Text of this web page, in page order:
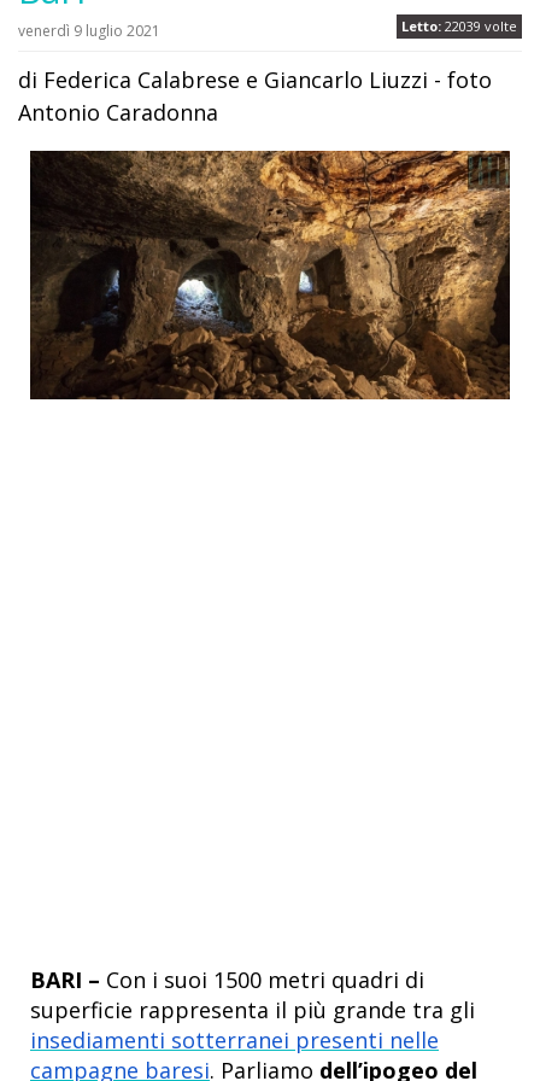
Letto: 22039 volte
venerdì 9 luglio 2021
di Federica Calabrese e Giancarlo Liuzzi - foto
Antonio Caradonna
BARI – Con i suoi 1500 metri quadri di
superficie rappresenta il più grande tra gli
insediamenti sotterranei presenti nelle
campagne baresi. Parliamo dell’ipogeo del